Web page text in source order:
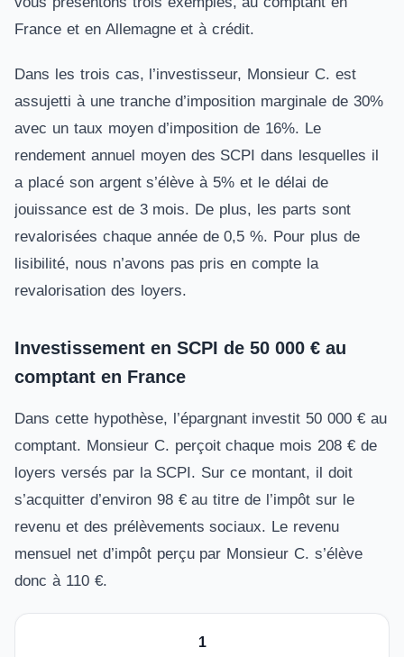
France et en Allemagne et à crédit.
Dans les trois cas, l’investisseur, Monsieur C. est
assujetti à une tranche d’imposition marginale de 30%
avec un taux moyen d’imposition de 16%. Le
rendement annuel moyen des SCPI dans lesquelles il
a placé son argent s’élève à 5% et le délai de
jouissance est de 3 mois. De plus, les parts sont
revalorisées chaque année de 0,5 %. Pour plus de
lisibilité, nous n’avons pas pris en compte la
revalorisation des loyers.
Investissement en SCPI de 50 000 € au
comptant en France
Dans cette hypothèse, l’épargnant investit 50 000 € au
comptant. Monsieur C. perçoit chaque mois 208 € de
loyers versés par la SCPI. Sur ce montant, il doit
s’acquitter d’environ 98 € au titre de l’impôt sur le
revenu et des prélèvements sociaux. Le revenu
mensuel net d’impôt perçu par Monsieur C. s’élève
donc à 110 €.
1